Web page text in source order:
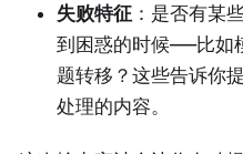
失败特征 ：是否有某
到困惑的时候——比如
题转移？这些告诉你
处理的内容。